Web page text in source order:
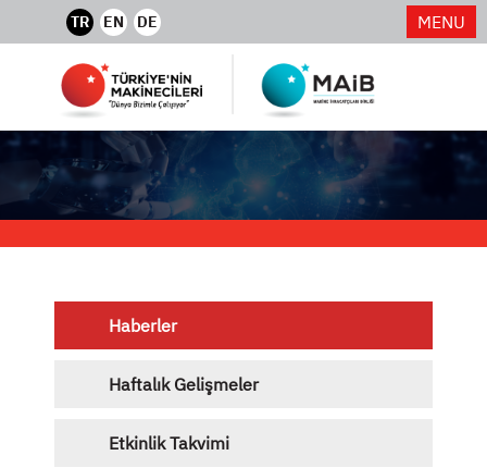
TR EN DE MENU
Haberler
Haftalık Gelişmeler
Etkinlik Takvimi